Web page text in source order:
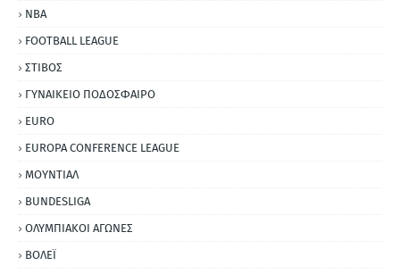
NBA
FOOTBALL LEAGUE
ΣΤΙΒΟΣ
ΓΥΝΑΙΚΕΙΟ ΠΟΔΟΣΦΑΙΡΟ
EURO
EUROPA CONFERENCE LEAGUE
ΜΟΥΝΤΙΑΛ
BUNDESLIGA
ΟΛΥΜΠΙΑΚΟΙ ΑΓΩΝΕΣ
ΒΟΛΕΪ